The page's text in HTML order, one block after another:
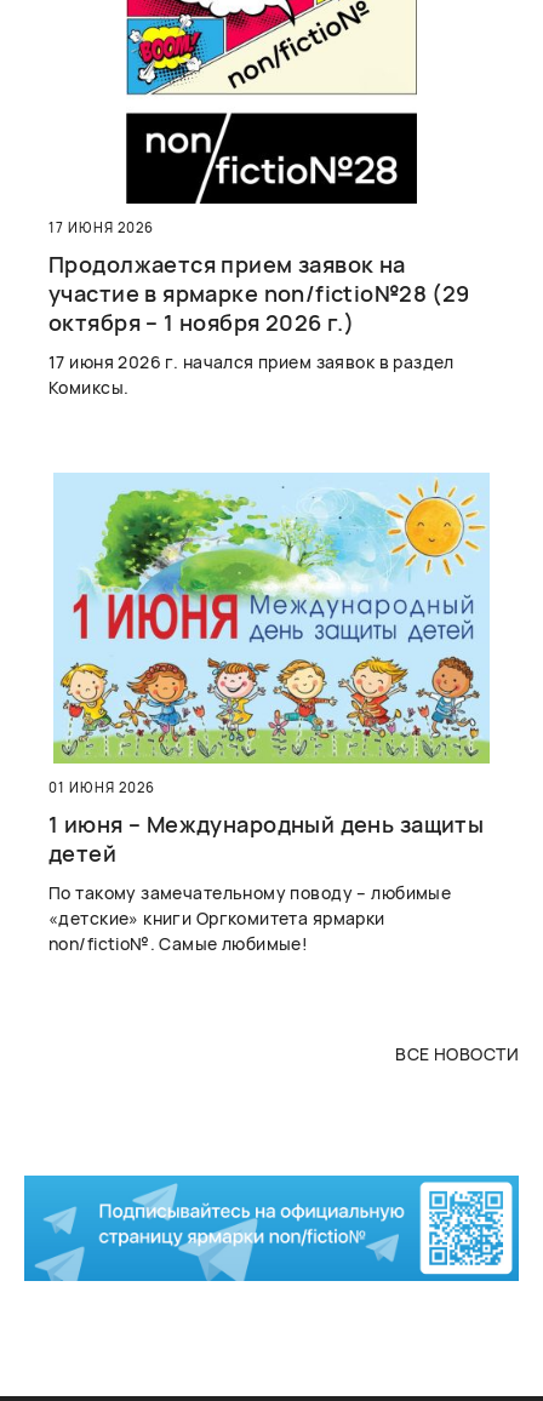
17 ИЮНЯ 2026
Продолжается прием заявок на
участие в ярмарке non/fictio№28 (29
октября – 1 ноября 2026 г.)
17 июня 2026 г. начался прием заявок в раздел
Комиксы.
01 ИЮНЯ 2026
1 июня – Международный день защиты
детей
По такому замечательному поводу – любимые
«детские» книги Оргкомитета ярмарки
non/fictio№. Самые любимые!
ВСЕ НОВОСТИ